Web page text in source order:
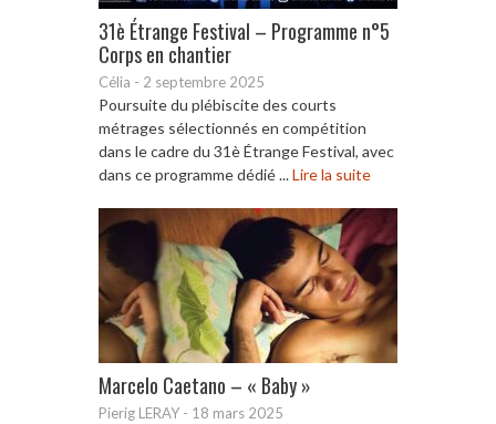
31è Étrange Festival – Programme n°5
Corps en chantier
Célia - 2 septembre 2025
Poursuite du plébiscite des courts
métrages sélectionnés en compétition
dans le cadre du 31è Étrange Festival, avec
dans ce programme dédié ...Lire la suite
Marcelo Caetano – « Baby »
Pierig LERAY - 18 mars 2025